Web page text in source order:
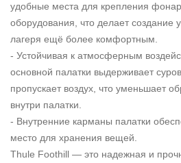
удобные места для крепления
оборудования, что делает создание
лагеря ещё более комфортным.
- Устойчивая к атмосферным
основной палатки выдерживает
пропускает воздух, что уменьшает
внутри палатки.
- Внутренние карманы палатки
место для хранения вещей.
Thule Foothill — это надежная и